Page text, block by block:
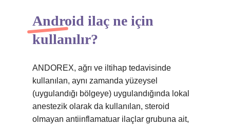
Android ilaç ne için
kullanılır?
ANDOREX, ağrı ve iltihap tedavisinde
kullanılan, aynı zamanda yüzeysel
(uygulandığı bölgeye) uygulandığında lokal
anestezik olarak da kullanılan, steroid
olmayan antiinflamatuar ilaçlar grubuna ait,